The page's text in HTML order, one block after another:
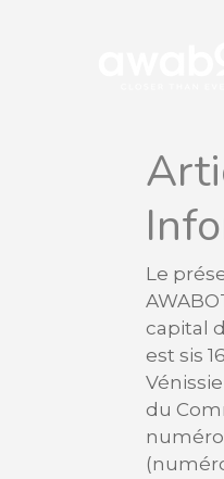
Le
capital
est sis
du
numéro